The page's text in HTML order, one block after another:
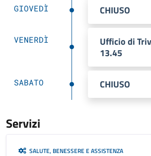
GIOVEDÌ CHIUSO
VENERDÌ
Ufficio di
13.45
SABATO CHIUSO
Servizi
SALUTE, BENESSERE E ASSISTENZA